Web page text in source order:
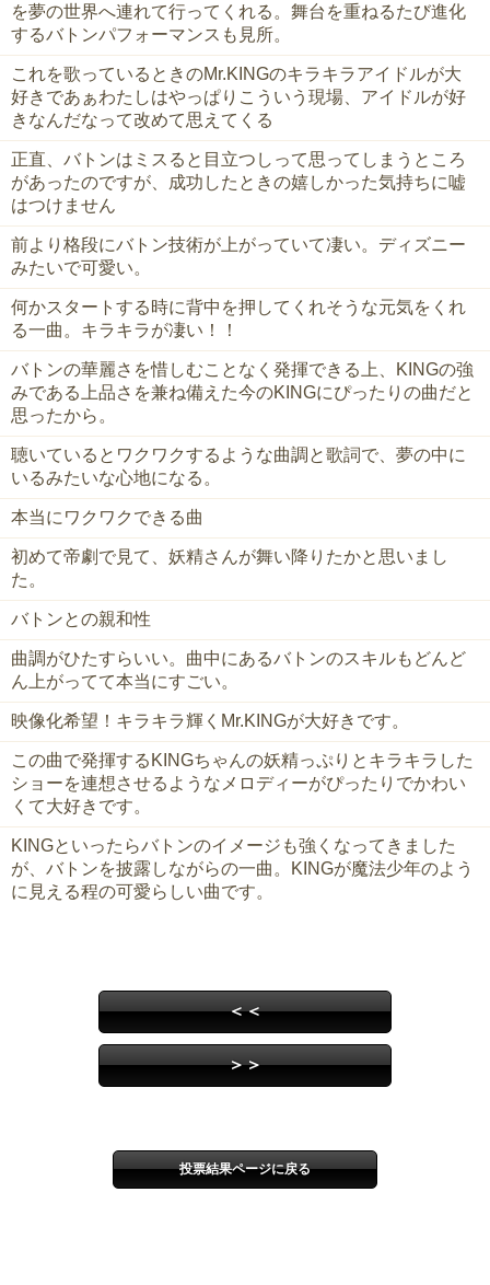
を夢の世界へ連れて行ってくれる。舞台を重ねるたび進化
するバトンパフォーマンスも見所。
これを歌っているときのMr.KINGのキラキラアイドルが大
好きであぁわたしはやっぱりこういう現場、アイドルが好
きなんだなって改めて思えてくる
正直、バトンはミスると目立つしって思ってしまうところ
があったのですが、成功したときの嬉しかった気持ちに嘘
はつけません
前より格段にバトン技術が上がっていて凄い。ディズニー
みたいで可愛い。
何かスタートする時に背中を押してくれそうな元気をくれ
る一曲。キラキラが凄い！！
バトンの華麗さを惜しむことなく発揮できる上、KINGの強
みである上品さを兼ね備えた今のKINGにぴったりの曲だと
思ったから。
聴いているとワクワクするような曲調と歌詞で、夢の中に
いるみたいな心地になる。
本当にワクワクできる曲
初めて帝劇で見て、妖精さんが舞い降りたかと思いまし
た。
バトンとの親和性
曲調がひたすらいい。曲中にあるバトンのスキルもどんど
ん上がってて本当にすごい。
映像化希望！キラキラ輝くMr.KINGが大好きです。
この曲で発揮するKINGちゃんの妖精っぷりとキラキラした
ショーを連想させるようなメロディーがぴったりでかわい
くて大好きです。
KINGといったらバトンのイメージも強くなってきました
が、バトンを披露しながらの一曲。KINGが魔法少年のよう
に見える程の可愛らしい曲です。
＜＜
＞＞
投票結果ページに戻る